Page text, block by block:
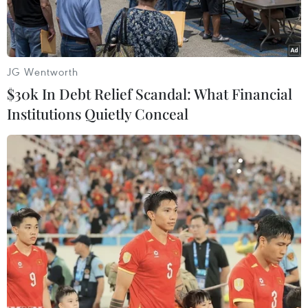
Tượng Nữ thần Tự do ở New York, Mỹ. (Nguồn: AFP/TTXVN)
Đầu tháng Sáu, trong khi cộng đồng quốc tế
không ngừng kêu gọi và cam kết tham gia cuộc
chiến chống biến đổi khí hậu thì nước Mỹ gây
bất ngờ với quyết định rút khỏi Hiệp định Paris
JG Wentworth
$30k In Debt Relief Scandal: What Financial
Institutions Quietly Conceal